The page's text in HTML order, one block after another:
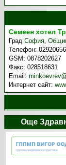
Семеен хотел
ГрадСофия,
Телефон:
GSM:0878202627
Факс:028518631
Email:
Интернет сайт:
Още